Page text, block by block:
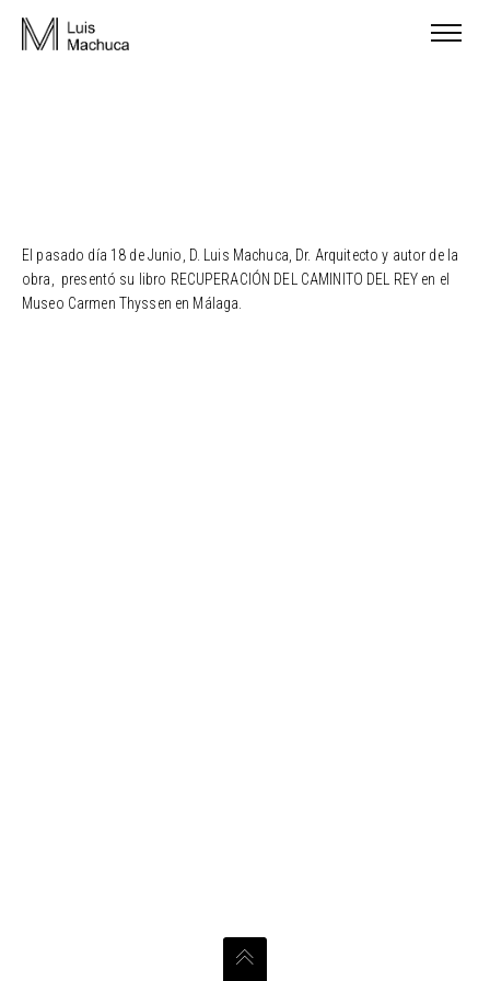
El pasado día 18 de Junio, D. Luis Machuca, Dr. Arquitecto y autor de la
obra, presentó su libro RECUPERACIÓN DEL CAMINITO DEL REY en el
Museo Carmen Thyssen en Málaga.